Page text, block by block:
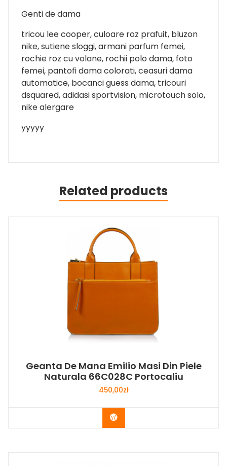
Genti de dama
tricou lee cooper, culoare roz prafuit, bluzon
nike, sutiene sloggi, armani parfum femei,
rochie roz cu volane, rochii polo dama, foto
femei, pantofi dama colorati, ceasuri dama
automatice, bocanci guess dama, tricouri
dsquared, adidasi sportvision, microtouch solo,
nike alergare
yyyyy
Related products
Geanta De Mana Emilio Masi Din Piele
Naturala 66C028C Portocaliu
450,00zł
Buy Now